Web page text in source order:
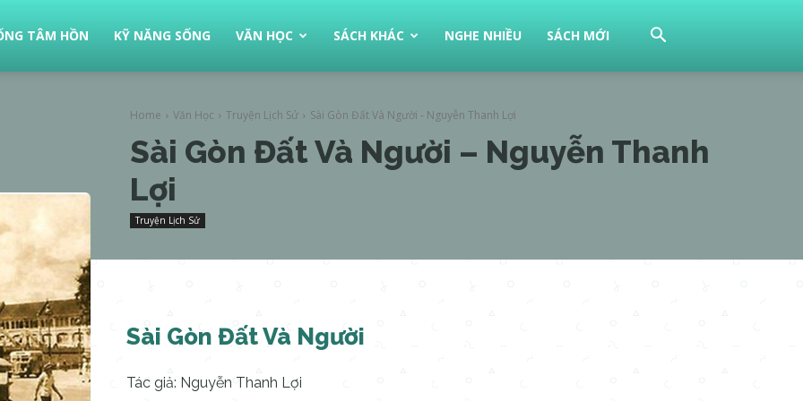
TÂM HỒN KỸ NĂNG SỐNG VĂN HỌC SÁCH KHÁC NGHE NHIỀU SÁCH MỚI
Home Văn Học Truyện Lịch Sử Sài Gòn Đất Và Người - Nguyễn Thanh Lợi
Sài Gòn Đất Và Người – Nguyễn Thanh
Lợi
Truyện Lịch Sử
Sài Gòn Đất Và Người
Tác giả: Nguyễn Thanh Lợi